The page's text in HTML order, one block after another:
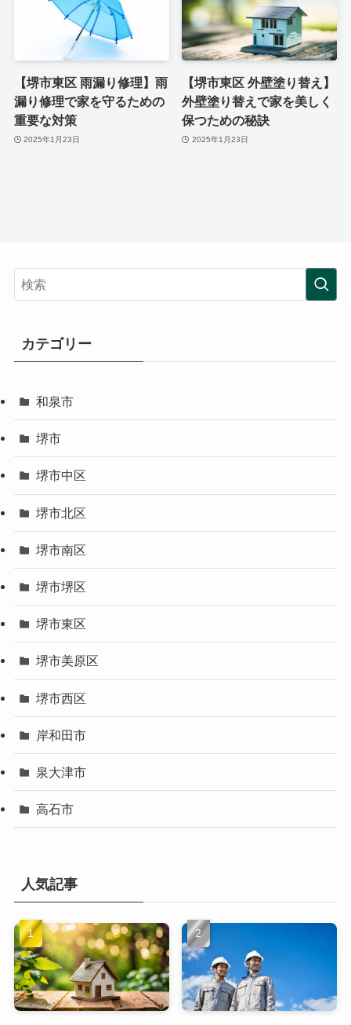
【堺市東区 雨漏り修理】雨
漏り修理で家を守るための
重要な対策
2025年1月23日
【堺市東区 外壁塗り替え】
外壁塗り替えで家を美しく
保つための秘訣
2025年1月23日
カテゴリー
和泉市
堺市
堺市中区
堺市北区
堺市南区
堺市堺区
堺市東区
堺市美原区
堺市西区
岸和田市
泉大津市
高石市
人気記事